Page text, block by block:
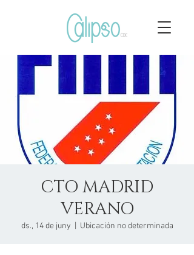
CTO MADRID
VERANO
ds., 14 de juny Ubicación no determinada